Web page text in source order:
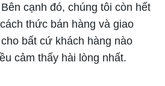
cạnh đó, chúng tôi còn hết
thức bán hàng và giao
bất cứ khách hàng nào
cảm thấy hài lòng nhất.